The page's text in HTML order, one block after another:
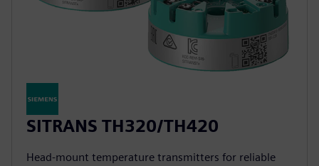
SITRANS TH320/TH420
Head-mount temperature transmitters for reliable